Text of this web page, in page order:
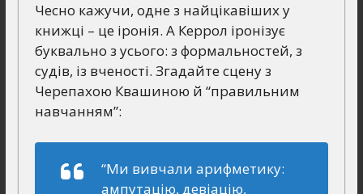
Чесно кажучи, одне з найцікавіших у
книжці – це іронія. А Керрол іронізує
буквально з усього: з формальностей, з
судів, із вченості. Згадайте сцену з
Черепахою Квашиною й “правильним
навчанням”:
“Ми вивчали арифметику:
ампутацію, девіацію,